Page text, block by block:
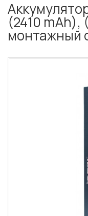
(2410 mAh),
монтажный